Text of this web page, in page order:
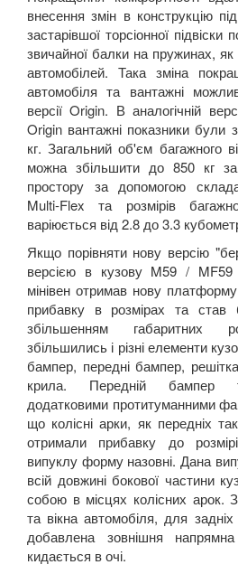
внесення змін в конструкцію
застарівшої торсіонної
звичайної балки на пружинах, як
автомобілей. Така зміна
автомобіля та вантажні
версії Origin. В аналогічній
Origin вантажні показники були
кг. Загальний об'єм багажного
можна збільшити до 850 кг
простору за допомогою
Multi-Flex та розмірів
варіюється від 2.8 до 3.3
Якщо порівняти нову версію
версією в кузову M59 / MF59
мінівен отримав нову
прибавку в розмірах та став
збільшенням габаритних
збільшились і різні елементи
бампер, передні бампер,
крила. Передній бампер
додатковими протитуманними
що колісні арки, як передніх
отримали прибавку до
випуклу форму назовні. Дана
всій довжині бокової частини
собою в місцях колісних арок.
та вікна автомобіля, для
добавлена зовнішня
кидається в очі.